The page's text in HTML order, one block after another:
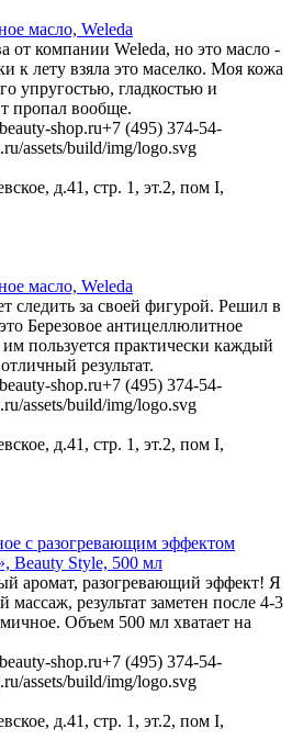
масло, Weleda
от компании Weleda, но это масло -
к лету взяла это маселко. Моя кожа
упругостью, гладкостью и
пропал вообще.
shop.ru+7 (495) 374-54-
assets/build/img/logo.svg
д.41, стр. 1, эт.2, пом I,
масло, Weleda
следить за своей фигурой. Решил в
Березовое антицеллюлитное
пользуется практически каждый
результат.
shop.ru+7 (495) 374-54-
assets/build/img/logo.svg
д.41, стр. 1, эт.2, пом I,
с разогревающим эффектом
Beauty Style, 500 мл
аромат, разогревающий эффект! Я
результат заметен после 4-3
Объем 500 мл хватает на
shop.ru+7 (495) 374-54-
assets/build/img/logo.svg
д.41, стр. 1, эт.2, пом I,